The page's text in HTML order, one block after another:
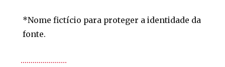
*Nome fictício para proteger a identidade da
fonte.